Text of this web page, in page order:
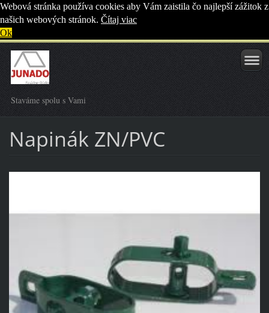
Webová stránka používa cookies aby Vám zaistila čo najlepší zážitok z
našich webových stránok. Čítaj viac
Ok
Staváme spolu s Vami
Napinák ZN/PVC